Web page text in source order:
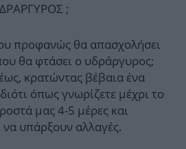
;
προφανώς θα απασχολήσει
θα φτάσει ο υδράργυρος;
κρατώντας βέβαια ένα
όπως γνωρίζετε μέχρι το
μας 4-5 μέρες και
να υπάρξουν αλλαγές.